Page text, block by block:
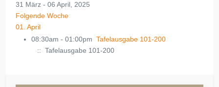
31 März - 06 April, 2025
Folgende Woche
01. April
08:30am - 01:00pm Tafelausgabe 101-200
:: Tafelausgabe 101-200